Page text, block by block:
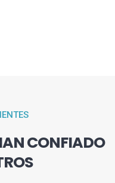
CONFIADO